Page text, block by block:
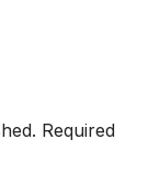
Required